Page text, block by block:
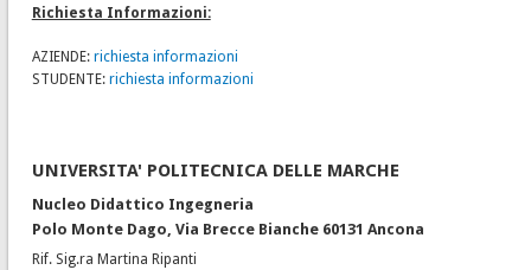
Richiesta Informazioni:
AZIENDE: richiesta informazioni
STUDENTE: richiesta informazioni
UNIVERSITA' POLITECNICA DELLE MARCHE
Nucleo Didattico Ingegneria
Polo Monte Dago, Via Brecce Bianche 60131 Ancona
Rif. Sig.ra Martina Ripanti